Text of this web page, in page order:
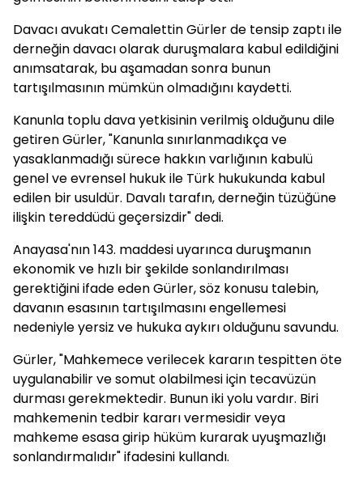
Davacı avukatı Cemalettin Gürler de tensip zaptı ile
derneğin davacı olarak duruşmalara kabul edildiğini
anımsatarak, bu aşamadan sonra bunun
tartışılmasının mümkün olmadığını kaydetti.
Kanunla toplu dava yetkisinin verilmiş olduğunu dile
getiren Gürler, "Kanunla sınırlanmadıkça ve
yasaklanmadığı sürece hakkın varlığının kabulü
genel ve evrensel hukuk ile Türk hukukunda kabul
edilen bir usuldür. Davalı tarafın, derneğin tüzüğüne
ilişkin tereddüdü geçersizdir" dedi.
Anayasa'nın 143. maddesi uyarınca duruşmanın
ekonomik ve hızlı bir şekilde sonlandırılması
gerektiğini ifade eden Gürler, söz konusu talebin,
davanın esasının tartışılmasını engellemesi
nedeniyle yersiz ve hukuka aykırı olduğunu savundu.
Gürler, "Mahkemece verilecek kararın tespitten öte
uygulanabilir ve somut olabilmesi için tecavüzün
durması gerekmektedir. Bunun iki yolu vardır. Biri
mahkemenin tedbir kararı vermesidir veya
mahkeme esasa girip hüküm kurarak uyuşmazlığı
sonlandırmalıdır" ifadesini kullandı.